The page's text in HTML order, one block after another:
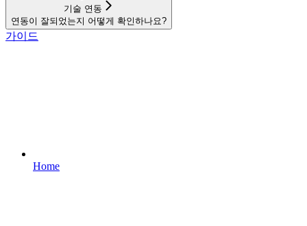
기술 연동
연동이 잘되었는지 어떻게 확인하나요?
가이드
Home